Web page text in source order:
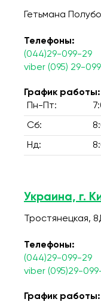
Гетьмана
Телефоны:
(044)29-099-29
viber (095) 29-
График работы:
Пн-Пт:
Сб:
Нд:
Украина, г.
Тростянецкая,
Телефоны:
(044)29-099-29
viber (095)29-
График работы: